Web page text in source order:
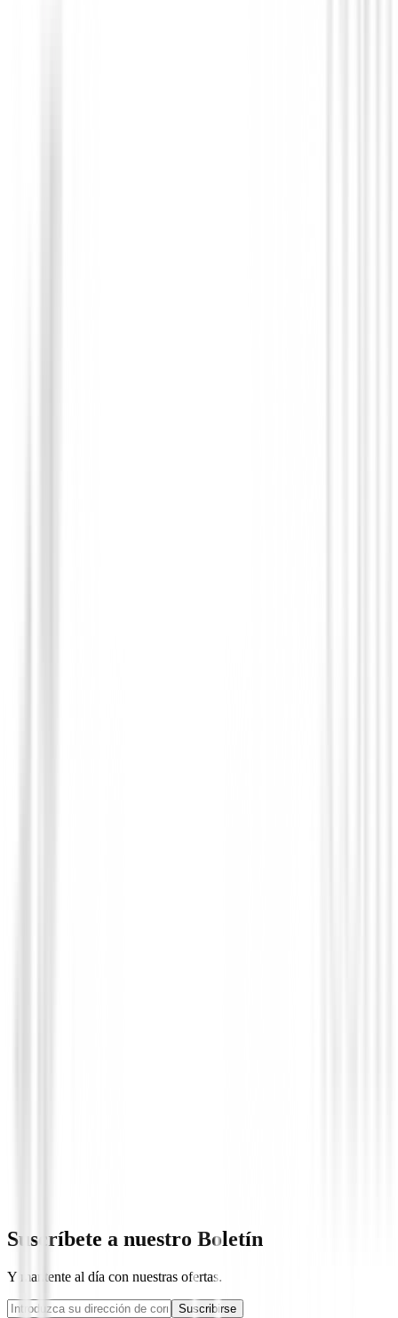
Suscríbete a nuestro Boletín
Y mantente al día con nuestras ofertas.
Suscribirse